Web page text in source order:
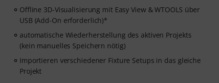
Offline 3D-Visualisierung mit Easy View & WTOOLS über
USB (Add-On erforderlich)*
automatische Wiederherstellung des aktiven Projekts
(kein manuelles Speichern nötig)
Importieren verschiedener Fixture Setups in das gleiche
Projekt